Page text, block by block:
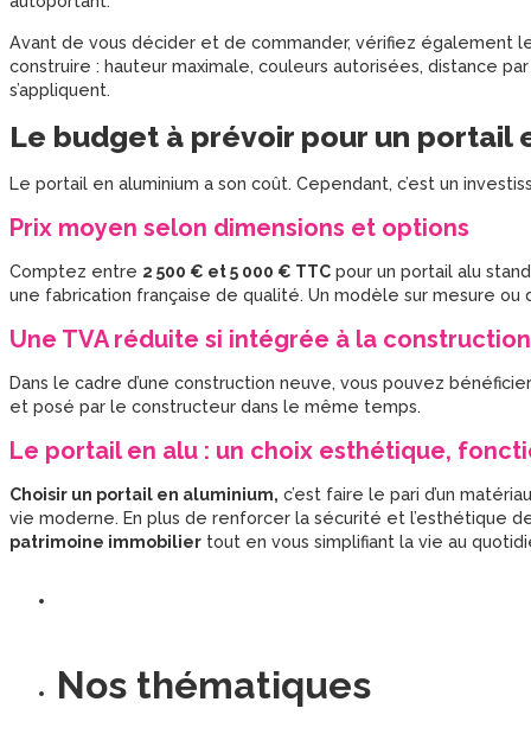
Avant de vous décider et de commander, vérifiez également
construire : hauteur maximale, couleurs autorisées, distance
s’appliquent.
Le budget à prévoir pour un portail
Le portail en aluminium a son coût. Cependant, c’est un
Prix moyen selon dimensions et options
Comptez entre 2 500 € et 5 000 € TTC pour un portail alu
une fabrication française de qualité. Un modèle sur mesure
Une TVA réduite si intégrée à la
Dans le cadre d’une construction neuve, vous pouvez
et posé par le constructeur dans le même temps.
Le portail en alu : un choix esthétique,
Choisir un portail en aluminium, c’est faire le pari d’un
vie moderne. En plus de renforcer la sécurité et l’esthétique
patrimoine immobilier tout en vous simplifiant la vie au
Nos thématiques